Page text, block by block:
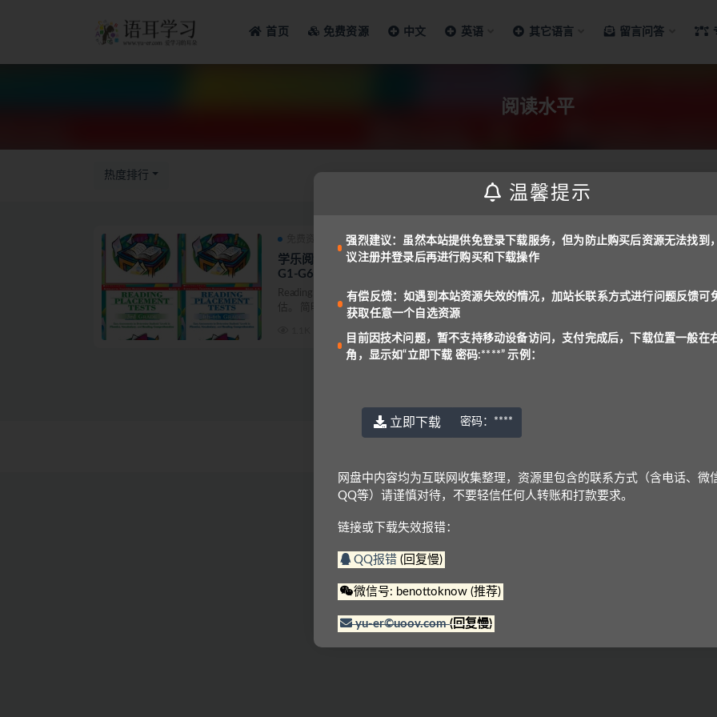
首页 免费资源 中文 英语 其它语言 留言问答
阅读水平
热度排行
备考工具
学乐阅读能力评估 Reading Placement Tests
G1-G6
Reading Placement Tests 用于学年开始时阅读水平评
估。 简明易用的评估...
免费
温馨提示
强烈建议：虽然本站提供免登录下载服务，但为防止购买后资源无法找到
议注册并登录后再进行购买和下载操作
有偿反馈：如遇到本站资源失效的情况，加站长联系方式进行问题反馈可
获取任意一个自选资源
目前因技术问题，暂不支持移动设备访问，支付完成后，下载位置一般在
角，显示如“立即下载 密码:****” 示例：
立即下载 密码： ****
网盘中内容均为互联网收集整理，资源里包含的联系方式（含电话、微
QQ等）请谨慎对待，不要轻信任何人转账和打款要求。
链接或下载失效报错：
QQ报错 (回复慢)
微信号: benottoknow (推荐)
yu-er©uoov.com(回复慢)